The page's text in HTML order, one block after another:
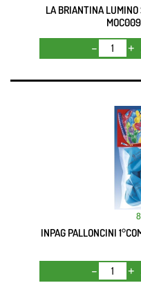
LA BRIANTINA
INPAG PALLONCINI